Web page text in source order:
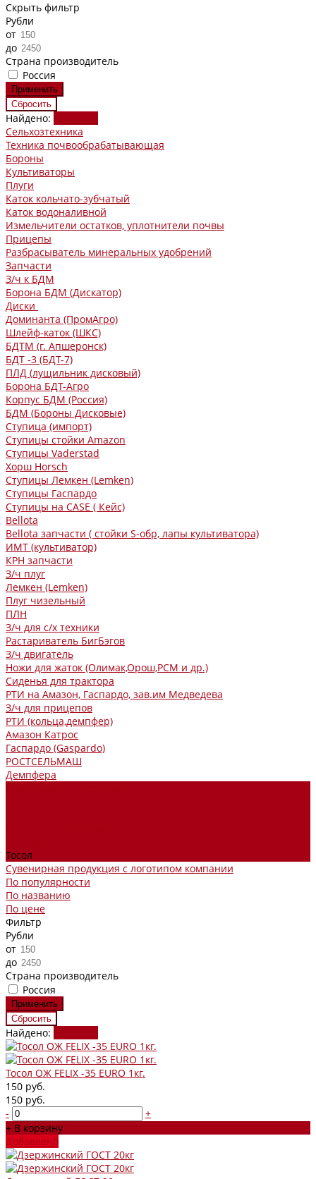
Скрыть фильтр
Рубли
от
до
Страна производитель
Россия
Найдено:
Сельхозтехника
Техника почвообрабатывающая
Бороны
Культиваторы
Плуги
Каток кольчато-зубчатый
Каток водоналивной
Измельчители остатков, уплотнители почвы
Прицепы
Разбрасыватель минеральных удобрений
Запчасти
З/ч к БДМ
Борона БДМ (Дискатор)
Диски
Доминанта (ПромАгро)
Шлейф-каток (ШКС)
БДТМ (г. Апшеронск)
БДТ -3 (БДТ-7)
ПЛД (лущильник дисковый)
Борона БДТ-Агро
Корпус БДМ (Россия)
БДМ (Бороны Дисковые)
Ступица (импорт)
Ступицы стойки Amazon
Ступицы Vaderstad
Хорш Horsch
Ступицы Лемкен (Lemken)
Ступицы Гаспардо
Ступицы на CASE ( Кейс)
Bellota
Bellota запчасти ( стойки S-обр, лапы культиватора)
ИМТ (культиватор)
КРН запчасти
З/ч плуг
Лемкен (Lemken)
Плуг чизельный
ПЛН
З/ч для с/х техники
Растариватель БигБэгов
З/ч двигатель
Ножи для жаток (Олимак,Орош,РСМ и др.)
Сиденья для трактора
РТИ на Амазон, Гаспардо, зав.им Медведева
З/ч для прицепов
РТИ (кольца,демпфер)
Амазон Катрос
Гаспардо (Gaspardo)
РОСТСЕЛЬМАШ
Демпфера
Тосол
Сувенирная продукция с логотипом компании
По популярности
По названию
По цене
Фильтр
Рубли
от
до
Страна производитель
Россия
Найдено:
Тосол ОЖ FELIX -35 EURO 1кг.
150 руб.
150 руб.
-
+
+ В корзину
Добавлено